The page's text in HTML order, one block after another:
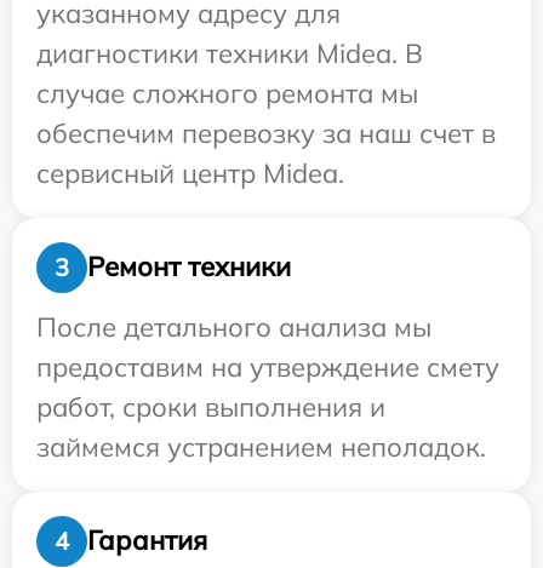
указанному адресу для
диагностики техники Midea. В
случае сложного ремонта мы
обеспечим перевозку за наш счет в
сервисный центр Midea.
3
Ремонт техники
После детального анализа мы
предоставим на утверждение смету
работ, сроки выполнения и
займемся устранением неполадок.
4
Гарантия